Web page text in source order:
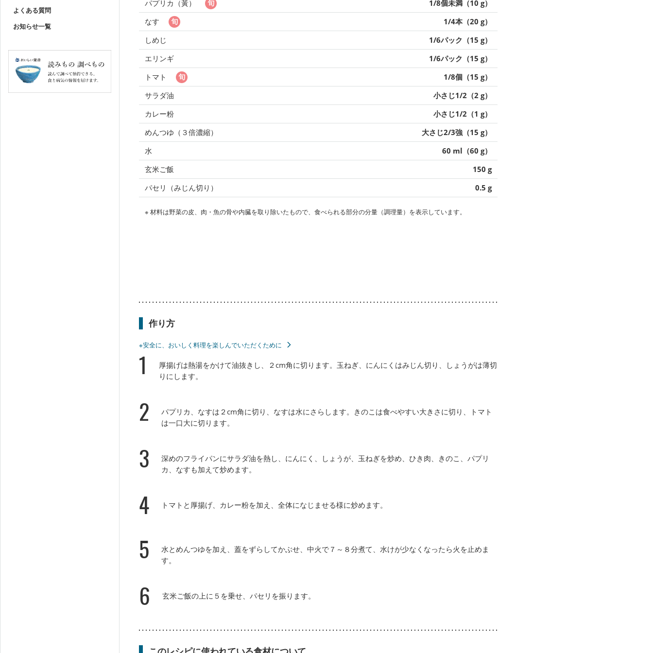
よくある質問
お知らせ一覧
パプリカ（黃）
1/8個未満（10 g）
なす
1/4本（20 g）
しめじ
1/6パック（15 g）
エリンギ
1/6パック（15 g）
トマト
1/8個（15 g）
サラダ油
小さじ1/2（2 g）
カレー粉
小さじ1/2（1 g）
めんつゆ（３倍濃縮）
大さじ2/3強（15 g）
水
60 ml（60 g）
玄米ご飯
150 g
パセリ（みじん切り）
0.5 g
※ 材料は野菜の皮、肉・魚の骨や内臓を取り除いたもので、食べられる部分の分量（調理量）を表示しています。
作り方
※安全に、おいしく料理を楽しんでいただくために
1
厚揚げは熱湯をかけて油抜きし、２cm角に切ります。玉ねぎ、にんにくはみじん切り、しょうがは薄切
りにします。
2
パプリカ、なすは２cm角に切り、なすは水にさらします。きのこは食べやすい大きさに切り、トマト
は一口大に切ります。
3
深めのフライパンにサラダ油を熱し、にんにく、しょうが、玉ねぎを炒め、ひき肉、きのこ、パプリ
カ、なすも加えて炒めます。
4 トマトと厚揚げ、カレー粉を加え、全体になじませる様に炒めます。
5
水とめんつゆを加え、蓋をずらしてかぶせ、中火で７～８分煮て、水けが少なくなったら火を止めま
す。
6 玄米ご飯の上に５を乗せ、パセリを振ります。